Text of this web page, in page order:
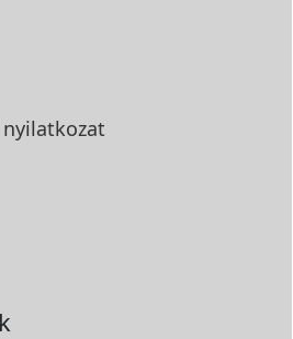
nyilatkozat